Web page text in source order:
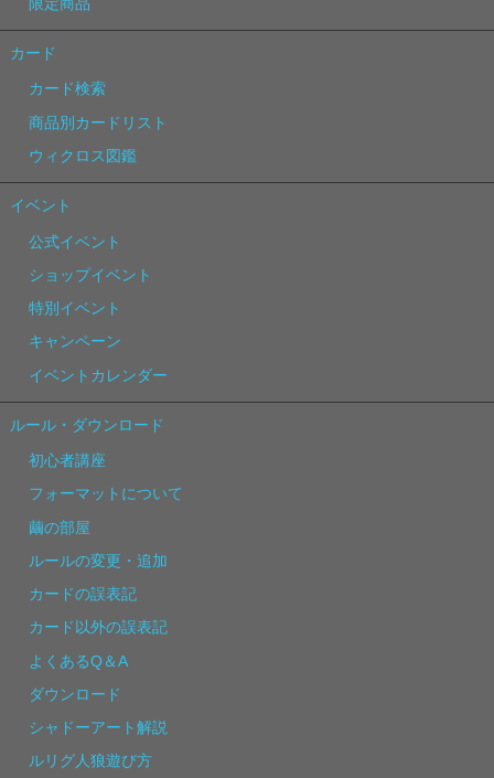
カード
カード検索
商品別カードリスト
ウィクロス図鑑
イベント
公式イベント
ショップイベント
特別イベント
キャンペーン
イベントカレンダー
ルール・ダウンロード
初心者講座
フォーマットについて
繭の部屋
ルールの変更・追加
カードの誤表記
カード以外の誤表記
よくあるQ＆A
ダウンロード
シャドーアート解説
ルリグ人狼遊び方